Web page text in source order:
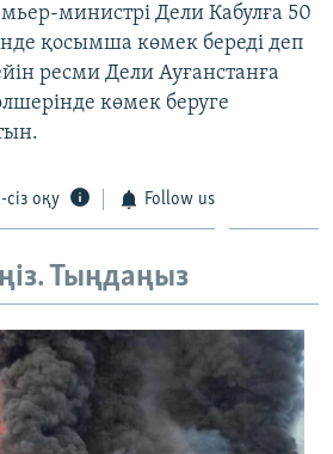
министрі Дели Кабулға 50
қосымша көмек береді деп
ресми Дели Ауғанстанға
көмек беруге
сіз оқу Follow us
Тыңдаңыз